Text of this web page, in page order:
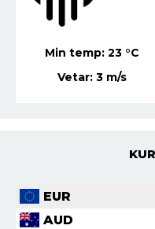
Min temp:23 °C
Vetar:3 m/s
EUR
AUD